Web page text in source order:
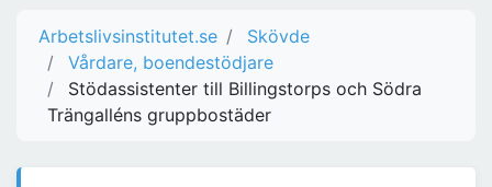
Arbetslivsinstitutet.se
Skövde
Vårdare, boendestödjare
Stödassistenter till Billingstorps och Södra
Trängalléns gruppbostäder